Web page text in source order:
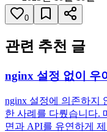
0
관련 추천 글
nginx 설정 없이 우
nginx 설정에 의존하지
한 사례를 다뤘습니다.
면과 API를 유연하게